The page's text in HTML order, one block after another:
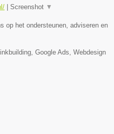
Screenshot ▼
op het ondersteunen, adviseren en
Google Ads, Webdesign